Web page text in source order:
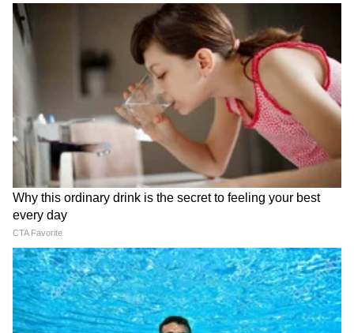
Image Credit :Google
टीव्हीएस इलेक्ट्रिक स्कूटरची किंमत काय?
स्कूटरच्या पुढच्या बाजूला टेलिस्कोपिक फोर्क्स आणि मागे
हायड्रॉलिक ट्विन शॉक ॲबसॉर्बर्स आहेत, जे भारतीय
रस्त्यांवर उत्तम रायडिंग अनुभव देतात. कंपनीने ही स्कूटर
चांगली कामगिरी आणि विश्वासार्हता शोधणाऱ्या
ग्राहकांसाठी डिझाइन केली आहे. या TVS iQube S
स्कूटरची एक्स-शोरूम किंमत ₹1,37,142 आहे. एका पूर्ण
चार्जमध्ये ही स्कूटर 175 किलोमीटरपर्यंत धावते, असा
कंपनीचा दावा आहे. यात 4.7 kWh क्षमतेची लिथियम-
आयन बॅटरी असून तिला IP67 रेटिंग मिळाल्यामुळे धूळ